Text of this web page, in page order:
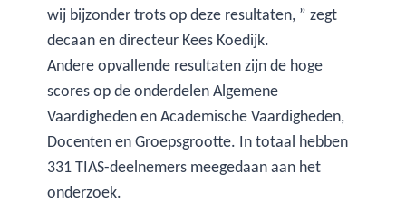
wij bijzonder trots op deze resultaten, ” zegt
decaan en directeur Kees Koedijk.
Andere opvallende resultaten zijn de hoge
scores op de onderdelen Algemene
Vaardigheden en Academische Vaardigheden,
Docenten en Groepsgrootte. In totaal hebben
331 TIAS-deelnemers meegedaan aan het
onderzoek.